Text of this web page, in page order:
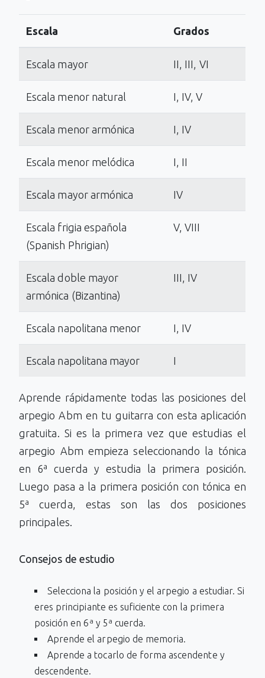
Escala Grados
Escala mayor II, III, VI
Escala menor natural I, IV, V
Escala menor armónica I, IV
Escala menor melódica I, II
Escala mayor armónica IV
Escala frigia española
(Spanish Phrigian)
V, VIII
Escala doble mayor
armónica (Bizantina)
III, IV
Escala napolitana menor I, IV
Escala napolitana mayor I
Aprende rápidamente todas las posiciones del
arpegio Abm en tu guitarra con esta aplicación
gratuita. Si es la primera vez que estudias el
arpegio Abm empieza seleccionando la tónica
en 6ª cuerda y estudia la primera posición.
Luego pasa a la primera posición con tónica en
5ª cuerda, estas son las dos posiciones
principales.
Consejos de estudio
Selecciona la posición y el arpegio a estudiar. Si
eres principiante es suficiente con la primera
posición en 6ª y 5ª cuerda.
Aprende el arpegio de memoria.
Aprende a tocarlo de forma ascendente y
descendente.